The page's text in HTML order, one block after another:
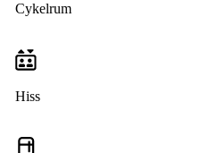
Cykelrum
Hiss